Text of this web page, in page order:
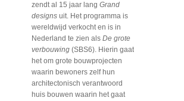
zendt al 15 jaar lang Grand
designs uit. Het programma is
wereldwijd verkocht en is in
Nederland te zien als De grote
verbouwing (SBS6). Hierin gaat
het om grote bouwprojecten
waarin bewoners zelf hun
architectonisch verantwoord
huis bouwen waarin het gaat